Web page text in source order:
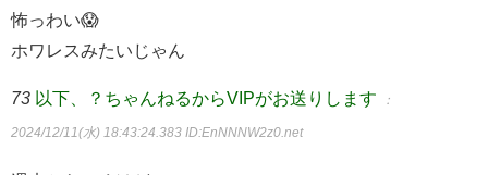
怖っわい😱
ホワレスみたいじゃん
73 以下、？ちゃんねるからVIPがお送りします ：
2024/12/11(水) 18:43:24.383 ID:EnNNNW2z0.net